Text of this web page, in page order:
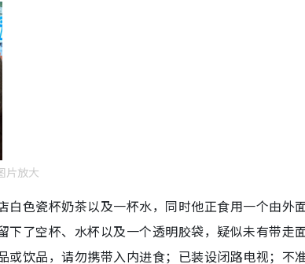
片放大
色瓷杯奶茶以及一杯水，同时他正食用一个由外
了空杯、水杯以及一个透明胶袋，疑似未有带走
饮品，请勿携带入内进食；已装设闭路电视；不